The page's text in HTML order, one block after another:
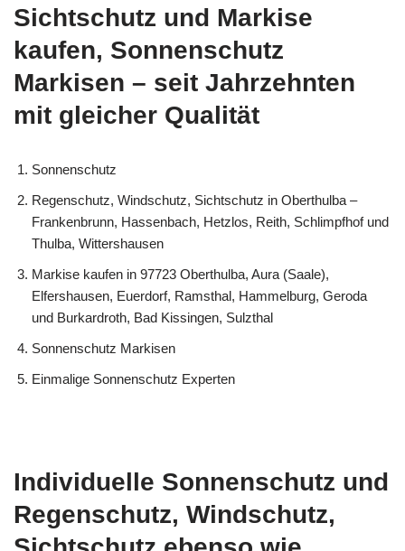
Sichtschutz und Markise
kaufen, Sonnenschutz
Markisen – seit Jahrzehnten
mit gleicher Qualität
Sonnenschutz
Regenschutz, Windschutz, Sichtschutz in Oberthulba –
Frankenbrunn, Hassenbach, Hetzlos, Reith, Schlimpfhof und
Thulba, Wittershausen
Markise kaufen in 97723 Oberthulba, Aura (Saale),
Elfershausen, Euerdorf, Ramsthal, Hammelburg, Geroda
und Burkardroth, Bad Kissingen, Sulzthal
Sonnenschutz Markisen
Einmalige Sonnenschutz Experten
Individuelle Sonnenschutz und
Regenschutz, Windschutz,